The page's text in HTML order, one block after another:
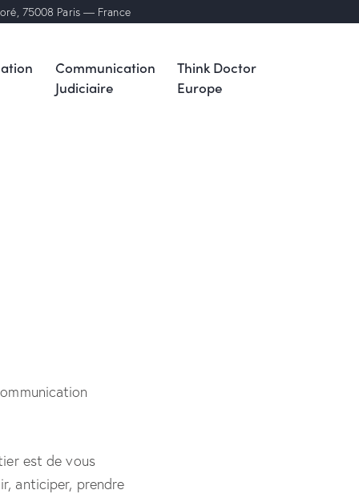
75008 Paris — France
Communication
Judiciaire
Think Doctor
Europe
est de vous
anticiper, prendre